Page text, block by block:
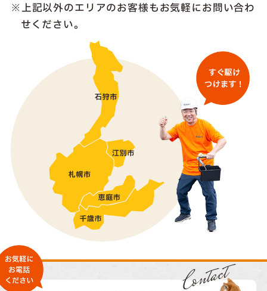
上記以外のエリアのお客様もお気軽にお問い合わ
せください。
Contact